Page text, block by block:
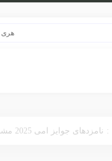
هری پاتر
: نامزدهای جوایز امی 2025 مشخص شد!